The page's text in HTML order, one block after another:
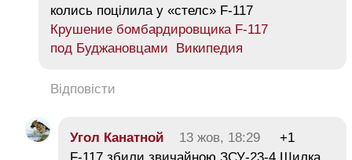
колись поцілила у «стелс» F-117
Крушение бомбардировщика F-117
под Буджановцами Википедия
Відповісти
Угол Канатной 13 жов, 18:29
+1